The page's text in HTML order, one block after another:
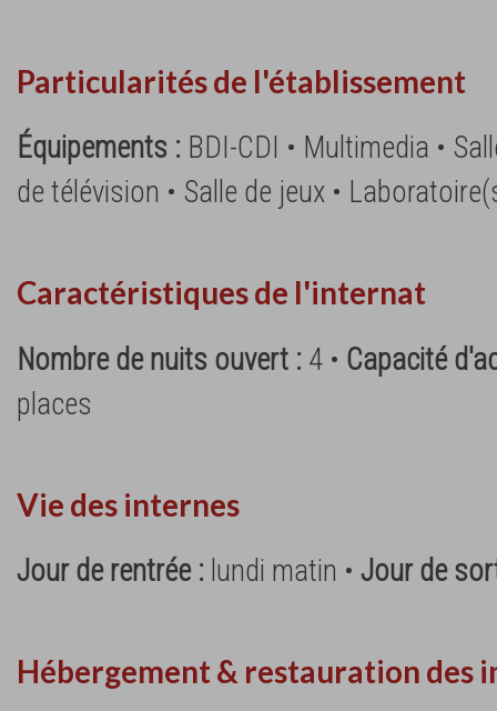
Particularités de l'établissement
Équipements : BDI-CDI • Multimedia •
de télévision • Salle de jeux •
Caractéristiques de l'internat
Nombre de nuits ouvert : 4 • Capacité
places
Vie des internes
Jour de rentrée : lundi matin • Jour de
Hébergement & restauration des